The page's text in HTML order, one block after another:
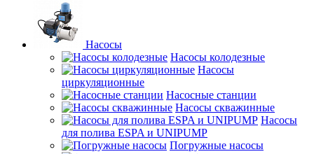
Насосы
Насосы колодезные
Насосы
циркуляционные
Насосные станции
Насосы скважинные
Насосы
для полива ESPA и UNIPUMP
Погружные насосы